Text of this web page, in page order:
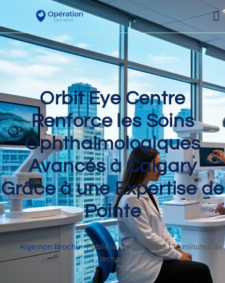
Orbit Eye Centre
Renforce les Soins
Ophthalmologiques
Avancés à Calgary
Grâce à une Expertise de
Pointe
Par Algernon Brochu· Publié lejuin 15, 2026| 10 minutes de
lecture